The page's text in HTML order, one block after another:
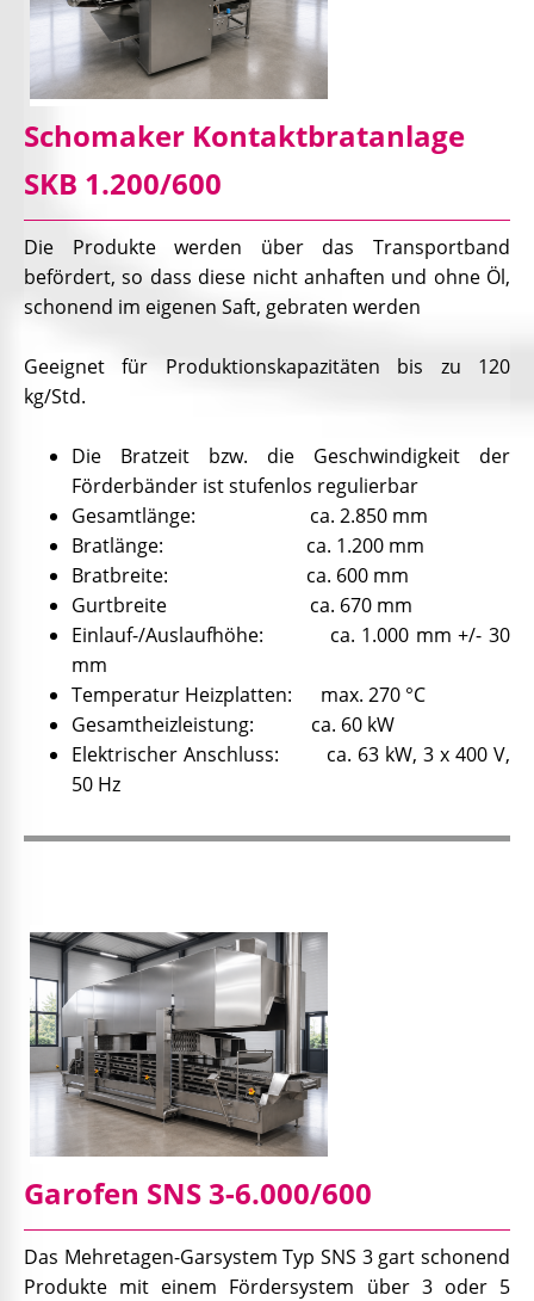
Schomaker Kontaktbratanlage
SKB 1.200/600
Die Produkte werden über das Transportband
befördert, so dass diese nicht anhaften und ohne Öl,
schonend im eigenen Saft, gebraten werden
Geeignet für Produktionskapazitäten bis zu 120
kg/Std.
Die Bratzeit bzw. die Geschwindigkeit der
Förderbänder ist stufenlos regulierbar
Gesamtlänge: ca. 2.850 mm
Bratlänge: ca. 1.200 mm
Bratbreite: ca. 600 mm
Gurtbreite ca. 670 mm
Einlauf-/Auslaufhöhe: ca. 1.000 mm +/- 30
mm
Temperatur Heizplatten: max. 270 °C
Gesamtheizleistung: ca. 60 kW
Elektrischer Anschluss: ca. 63 kW, 3 x 400 V,
50 Hz
Garofen SNS 3-6.000/600
Das Mehretagen-Garsystem Typ SNS 3 gart schonend
Produkte mit einem Fördersystem über 3 oder 5